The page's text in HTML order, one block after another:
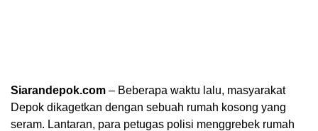
Siarandepok.com – Beberapa waktu lalu, masyarakat
Depok dikagetkan dengan sebuah rumah kosong yang
seram. Lantaran, para petugas polisi menggrebek rumah